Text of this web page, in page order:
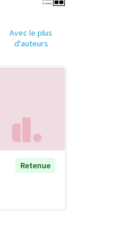
Avec le plus
d'auteurs
Retenue